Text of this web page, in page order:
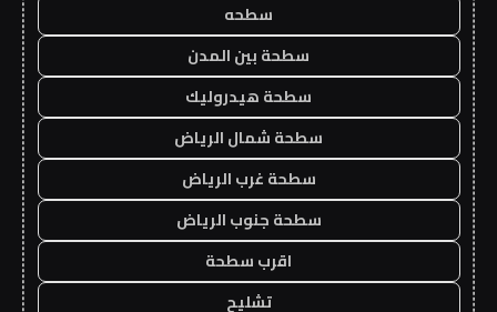
سطحه
سطحة بين المدن
سطحة هيدروليك
سطحة شمال الرياض
سطحة غرب الرياض
سطحة جنوب الرياض
اقرب سطحة
تشليح